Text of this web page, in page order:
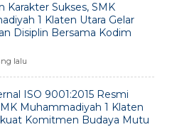
Karakter Sukses, SMK
1 Klaten Utara Gelar
Disiplin Bersama Kodim
lalu
ISO 9001:2015 Resmi
Muhammadiyah 1 Klaten
Komitmen Budaya Mutu